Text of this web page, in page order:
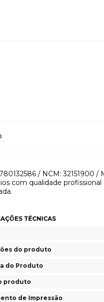
/ NCM: 32151900
com qualidade
TÉCNICAS
do produto
do Produto
produto
de Impressão